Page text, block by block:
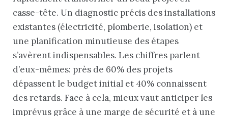
casse-tête. Un diagnostic précis des installations
existantes (électricité, plomberie, isolation) et
une planification minutieuse des étapes
s’avèrent indispensables. Les chiffres parlent
d’eux-mêmes: près de 60% des projets
dépassent le budget initial et 40% connaissent
des retards. Face à cela, mieux vaut anticiper les
imprévus grâce à une marge de sécurité et à une